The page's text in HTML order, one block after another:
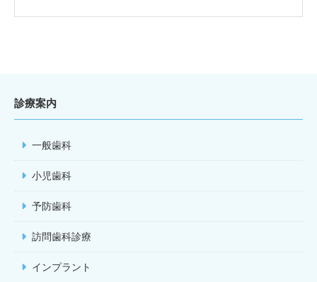
診療案内
一般歯科
小児歯科
予防歯科
訪問歯科診療
インプラント